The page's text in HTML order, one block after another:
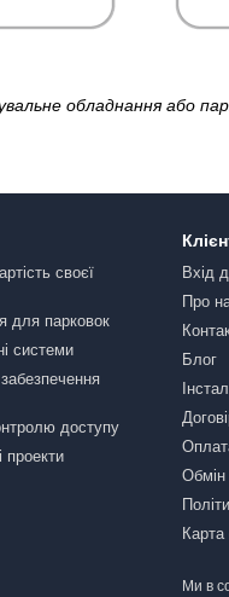
обладнання або
своєї
для парковок
системи
доступу
проекти
Вхід
Про
Блог
Обмін
Карта
Ми в